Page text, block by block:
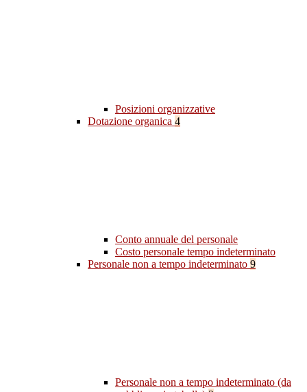
Posizioni organizzative
Dotazione organica 4
Conto annuale del personale
Costo personale tempo indeterminato
Personale non a tempo indeterminato 9
Personale non a tempo indeterminato (da